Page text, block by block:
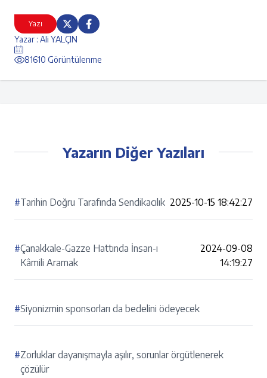
Yazı
Yazar : Ali YALÇIN
81610 Görüntülenme
Yazarın Diğer Yazıları
#Tarihin Doğru Tarafında Sendikacılık 2025-10-15 18:42:27
#Çanakkale-Gazze Hattında İnsan-ı
Kâmili Aramak
2024-09-08
14:19:27
#Siyonizmin sponsorları da bedelini ödeyecek
#Zorluklar dayanışmayla aşılır, sorunlar örgütlenerek
çözülür